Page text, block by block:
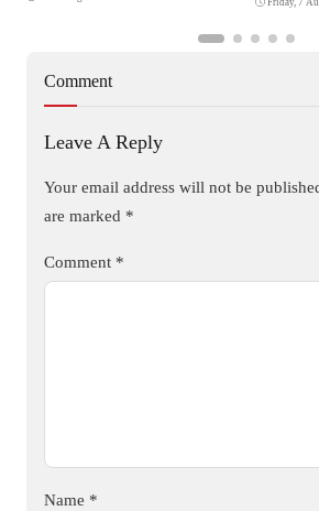
Comment
Leave A Reply
Your email address will not be
are marked *
Comment *
Name *